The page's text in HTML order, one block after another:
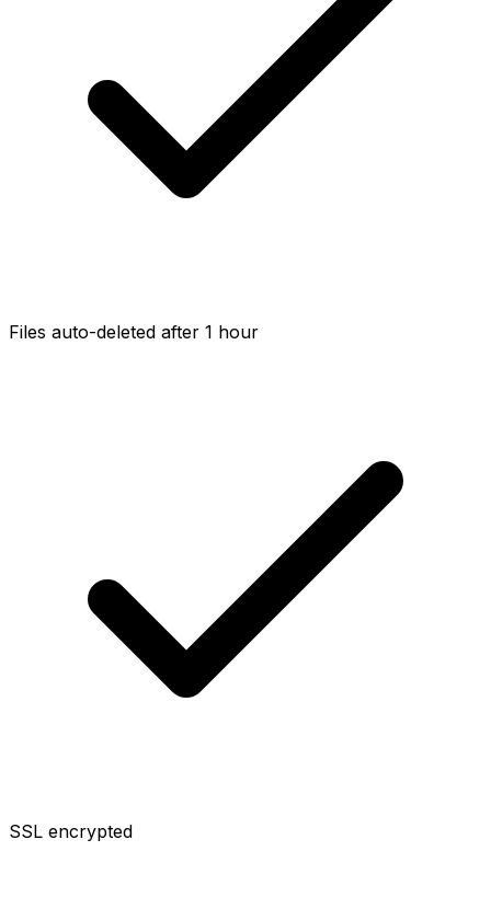
Files auto-deleted after 1 hour
SSL encrypted